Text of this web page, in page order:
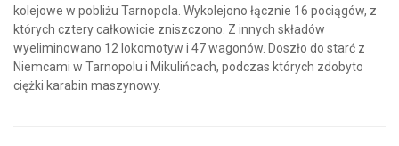
kolejowe w pobliżu Tarnopola. Wykolejono łącznie 16 pociągów, z
których cztery całkowicie zniszczono. Z innych składów
wyeliminowano 12 lokomotyw i 47 wagonów. Doszło do starć z
Niemcami w Tarnopolu i Mikulińcach, podczas których zdobyto
ciężki karabin maszynowy.